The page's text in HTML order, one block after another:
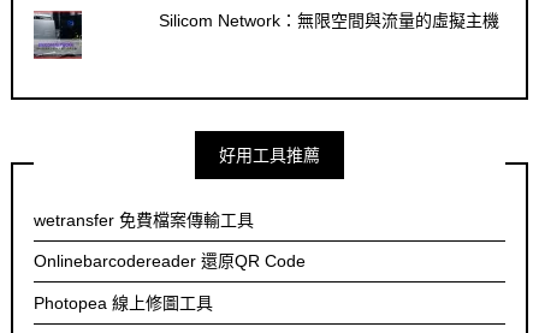
Silicom Network：無限空間與流量的虛擬主機
好用工具推薦
wetransfer 免費檔案傳輸工具
Onlinebarcodereader 還原QR Code
Photopea 線上修圖工具